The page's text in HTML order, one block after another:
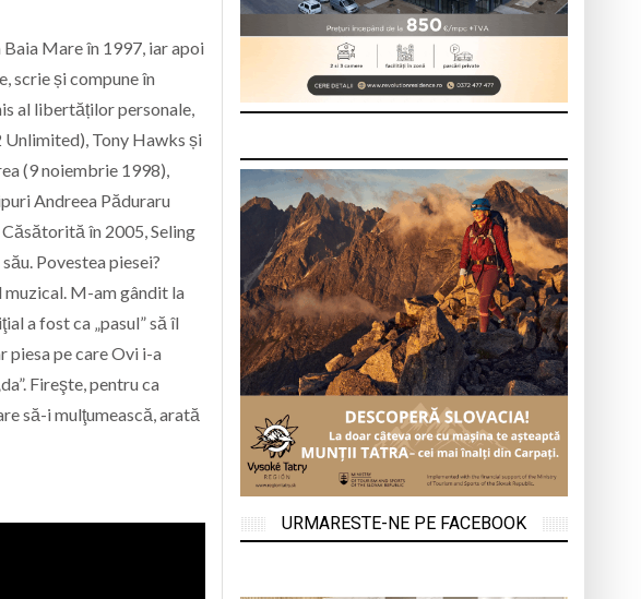
Mare în 1997, iar apoi
scrie și compune în
al libertăților personale,
Tony Hawks și
(9 noiembrie 1998),
Andreea Păduraru
în 2005, Seling
Povestea piesei?
muzical. M-am gândit la
a fost ca „pasul” să îl
piesa pe care Ovi i-a
Fireşte, pentru ca
să-i mulţumească, arată
URMARESTE-NE PE FACEBOOK